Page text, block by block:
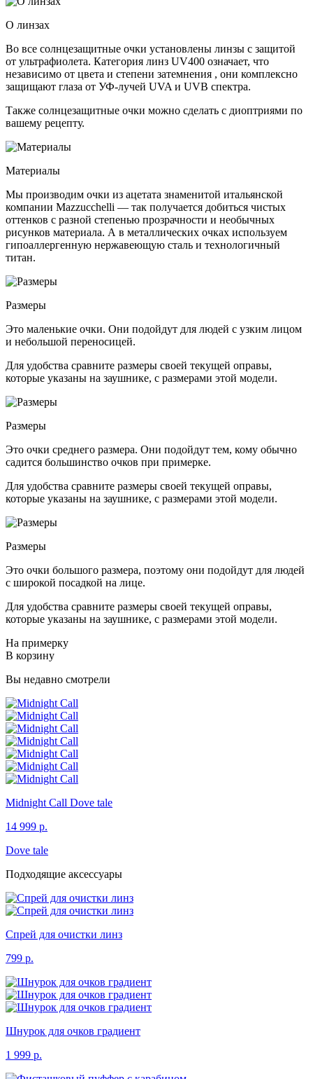
О линзах
Во все солнцезащитные очки установлены линзы c защитой
от ультрафиолета. Категория линз UV400 означает, что
независимо от цвета и степени затемнения , они комплексно
защищают глаза от УФ-лучей UVA и UVB спектра.
Также солнцезащитные очки можно сделать с диоптриями по
вашему рецепту.
Материалы
Мы производим очки из ацетата знаменитой итальянской
компании Mazzucchelli — так получается добиться чистых
оттенков с разной степенью прозрачности и необычных
рисунков материала. А в металлических очках используем
гипоаллергенную нержавеющую сталь и технологичный
титан.
Размеры
Это маленькие очки. Они подойдут для людей с узким лицом
и небольшой переносицей.
Для удобства сравните размеры своей текущей оправы,
которые указаны на заушнике, с размерами этой модели.
Размеры
Это очки среднего размера. Они подойдут тем, кому обычно
садится большинство очков при примерке.
Для удобства сравните размеры своей текущей оправы,
которые указаны на заушнике, с размерами этой модели.
Размеры
Это очки большого размера, поэтому они подойдут для людей
с широкой посадкой на лице.
Для удобства сравните размеры своей текущей оправы,
которые указаны на заушнике, с размерами этой модели.
На примерку
В корзину
Вы недавно смотрели
Midnight Call Dove tale
14 999 р.
Dove tale
Подходящие аксессуары
Спрей для очистки линз
799 р.
Шнурок для очков градиент
1 999 р.